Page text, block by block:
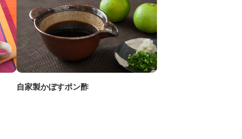
自家製かぼすポン酢